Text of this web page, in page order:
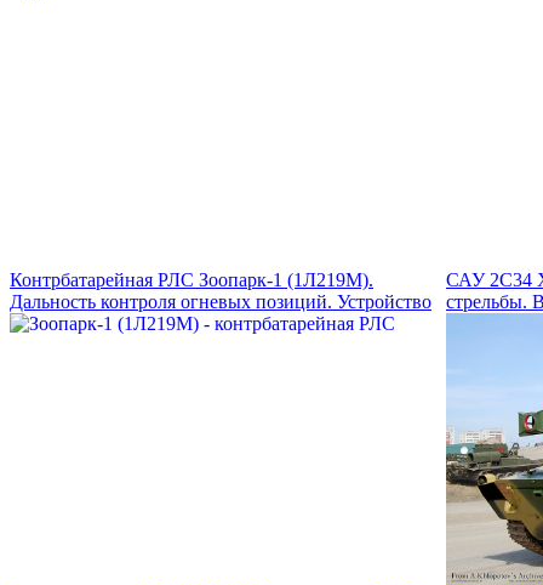
Контрбатарейная РЛС Зоопарк-1 (1Л219М).
Дальность контроля огневых позиций. Устройство
САУ 2С34
стрельбы.